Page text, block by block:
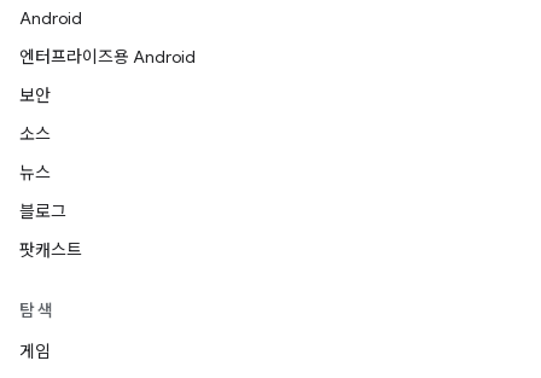
Android
엔터프라이즈용 Android
보안
소스
뉴스
블로그
팟캐스트
탐색
게임